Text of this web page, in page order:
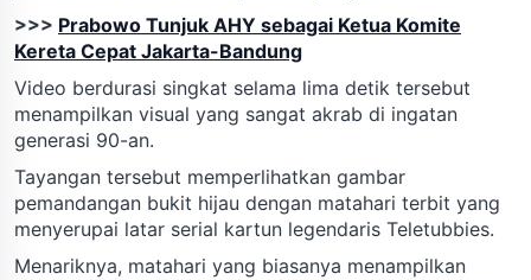
>>> Prabowo Tunjuk AHY sebagai Ketua Komite
Kereta Cepat Jakarta-Bandung
Video berdurasi singkat selama lima detik tersebut
menampilkan visual yang sangat akrab di ingatan
generasi 90-an.
Tayangan tersebut memperlihatkan gambar
pemandangan bukit hijau dengan matahari terbit yang
menyerupai latar serial kartun legendaris Teletubbies.
Menariknya, matahari yang biasanya menampilkan